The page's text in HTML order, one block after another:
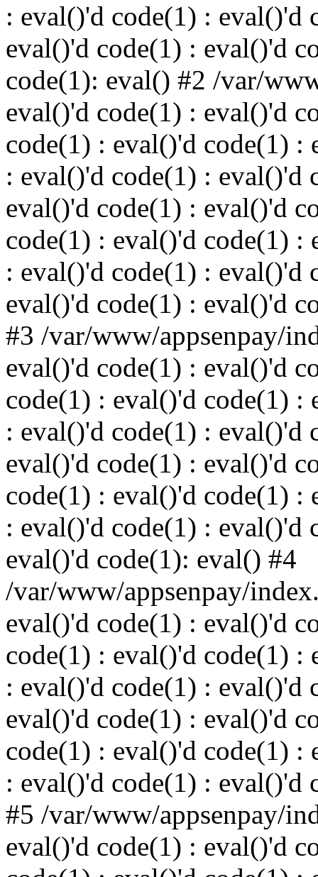
: eval()'d code(1) : eval()'d
eval()'d code(1) : eval()'d
code(1): eval() #2 /var/
eval()'d code(1) : eval()'d
code(1) : eval()'d code(1) :
: eval()'d code(1) : eval()'d
eval()'d code(1) : eval()'d
code(1) : eval()'d code(1) :
: eval()'d code(1) : eval()'d
eval()'d code(1) : eval()'d
#3 /var/www/appsenpay/
eval()'d code(1) : eval()'d
code(1) : eval()'d code(1) :
: eval()'d code(1) : eval()'d
eval()'d code(1) : eval()'d
code(1) : eval()'d code(1) :
: eval()'d code(1) : eval()'d
eval()'d code(1): eval() #4
/var/www/appsenpay/
eval()'d code(1) : eval()'d
code(1) : eval()'d code(1) :
: eval()'d code(1) : eval()'d
eval()'d code(1) : eval()'d
code(1) : eval()'d code(1) :
: eval()'d code(1) : eval()'d
#5 /var/www/appsenpay/
eval()'d code(1) : eval()'d